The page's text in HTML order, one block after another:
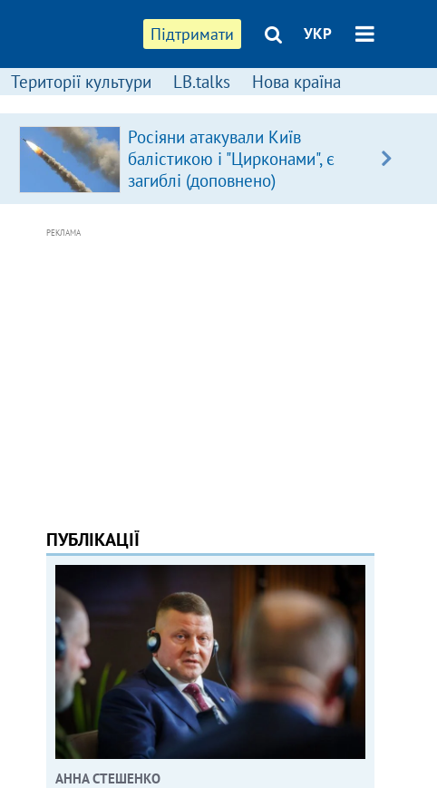
Підтримати УКР
Території культури LB.talks Нова країна
Росіяни атакували Київ
балістикою і "Цирконами", є
загиблі (доповнено)
РЕКЛАМА
ПУБЛІКАЦІЇ
АННА СТЕШЕНКО